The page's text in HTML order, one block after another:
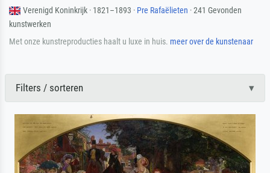
Verenigd Koninkrijk · 1821–1893 · Pre Rafaëlieten · 241 Gevonden
kunstwerken
Met onze kunstreproducties haalt u luxe in huis. meer over de kunstenaar
Filters / sorteren